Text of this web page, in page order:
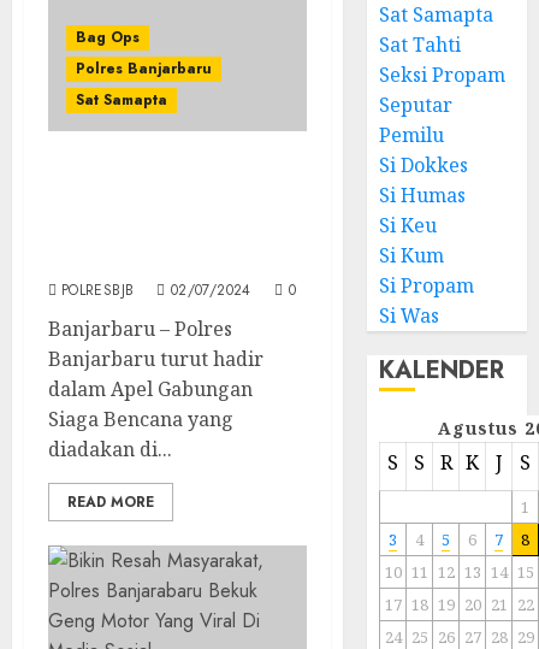
Bag Ops
Polres Banjarbaru
Sat Samapta
POLRESBJB 02/07/2024 0
Banjarbaru – Polres
Banjarbaru turut hadir
dalam Apel Gabungan
Siaga Bencana yang
diadakan di...
READ MORE
Sat Samapta
Sat Tahti
Seksi Propam
Seputar
Pemilu
Si Dokkes
Si Humas
Si Keu
Si Kum
Si Propam
Si Was
KALENDER
Agustus
S S R K J S
1
3
4 5 6 7
8
10 11 12 13 14 15
17 18 19 20 21 22
24 25 26 27 28 29